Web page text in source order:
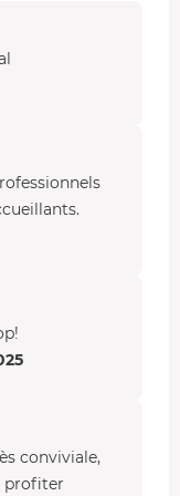
des vents, le
conviviale,
profiter